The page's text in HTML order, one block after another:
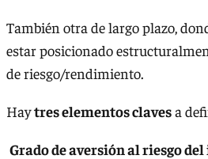
También otra de largo plazo,
estar posicionado
de riesgo/rendimiento.
Haytres elementos clavesa
Grado de aversión al riesgo